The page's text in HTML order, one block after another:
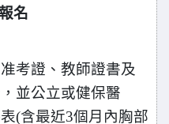
名
考證、教師證書及
並公立或健保醫
(含最近3個月內胸部